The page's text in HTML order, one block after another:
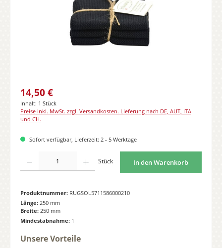
Regulärer Preis:
14,50 €
Inhalt: 1 Stück
Preise inkl. MwSt. zzgl. Versandkosten. Lieferung nach DE, AUT, ITA
und CH.
Sofort verfügbar, Lieferzeit: 2 - 5 Werktage
Stück In den Warenkorb
Produktnummer: RUGSOL5711586000210
Länge: 250 mm
Breite: 250 mm
Mindestabnahme: 1
Unsere Vorteile